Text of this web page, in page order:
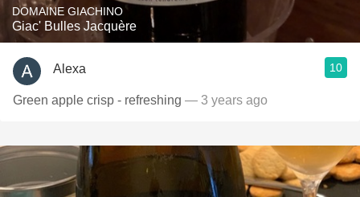
DOMAINE GIACHINO
Giac' Bulles Jacquère
Alexa 10
Green apple crisp - refreshing — 3 years ago